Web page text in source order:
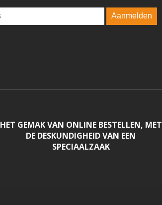
Aanmelden
HET GEMAK VAN ONLINE BESTELLEN, MET
DE DESKUNDIGHEID VAN EEN
SPECIAALZAAK